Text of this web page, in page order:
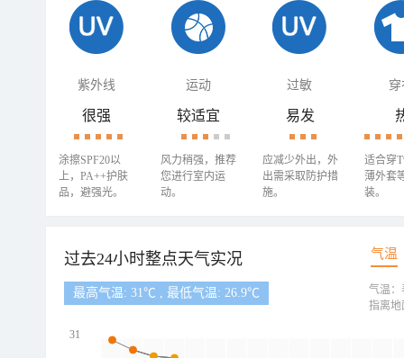
紫外线 运动 过敏 穿
很强
涂擦SPF20以
上，PA++护肤
品，避强光。
较适宜
风力稍强，推荐
您进行室内运
动。
易发
应减少外出，外
出需采取防护措
施。
适合穿
薄外套
装。
过去24小时整点天气实况 气温
最高气温: 31℃ , 最低气温: 26.9℃
31
气温：
指离地